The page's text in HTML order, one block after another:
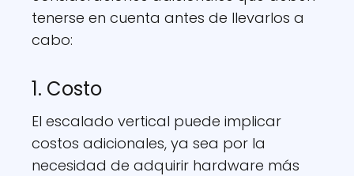
tenerse en cuenta antes de llevarlos a
cabo:
1. Costo
El escalado vertical puede implicar
costos adicionales, ya sea por la
necesidad de adquirir hardware más